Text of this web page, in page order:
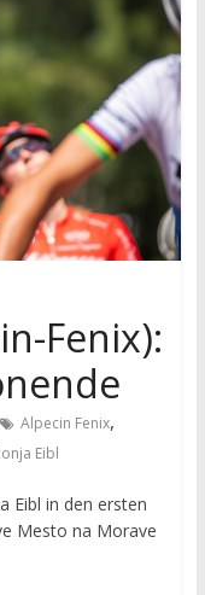
Fenix):
Alpecin Fenix,
Eibl
Eibl in den ersten
Mesto na Morave